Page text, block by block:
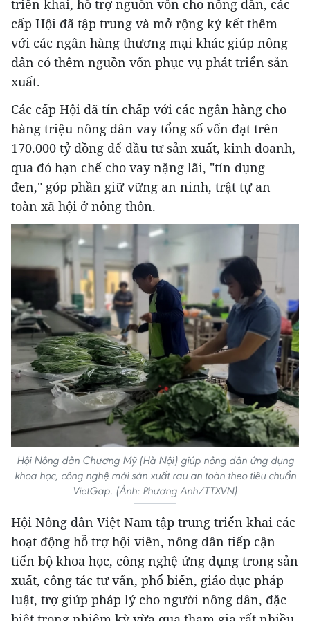
triển khai, hỗ trợ nguồn vốn cho nông dân, các
cấp Hội đã tập trung và mở rộng ký kết thêm
với các ngân hàng thương mại khác giúp nông
dân có thêm nguồn vốn phục vụ phát triển sản
xuất.
Các cấp Hội đã tín chấp với các ngân hàng cho
hàng triệu nông dân vay tổng số vốn đạt trên
170.000 tỷ đồng để đầu tư sản xuất, kinh doanh,
qua đó hạn chế cho vay nặng lãi, "tín dụng
đen," góp phần giữ vững an ninh, trật tự an
toàn xã hội ở nông thôn.
Hội Nông dân Chương Mỹ (Hà Nội) giúp nông dân ứng dụng
khoa học, công nghệ mới sản xuất rau an toàn theo tiêu chuẩn
VietGap. (Ảnh: Phương Anh/TTXVN)
Hội Nông dân Việt Nam tập trung triển khai các
hoạt động hỗ trợ hội viên, nông dân tiếp cận
tiến bộ khoa học, công nghệ ứng dụng trong sản
xuất, công tác tư vấn, phổ biến, giáo dục pháp
luật, trợ giúp pháp lý cho người nông dân, đặc